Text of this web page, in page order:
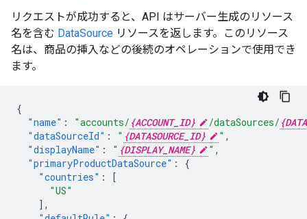
リクエストが成功すると、API はサーバー生成のリソース
名を含む DataSource リソースを返します。このリソース
名は、商品の挿入などの後続のオペレーションで使用でき
ます。
{
"name" : "accounts/ {ACCOUNT_ID} /dataSources/
"dataSourceId" : " {DATASOURCE_ID} " ,
"displayName" : " {DISPLAY_NAME} " ,
"primaryProductDataSource" :
{
"countries" :
[
"US"
],